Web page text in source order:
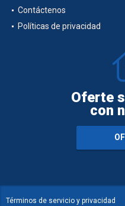
Contáctenos
Políticas de privacidad
Oferte
con
Términos de servicio y privacidad